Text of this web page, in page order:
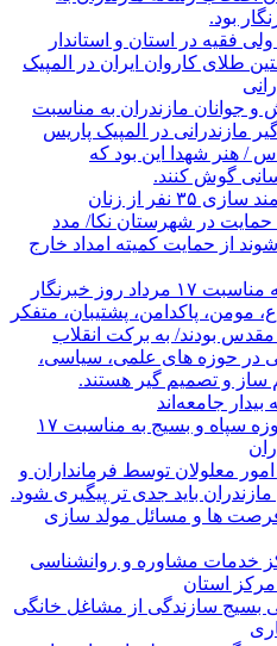
فقیه در استان و استاندار
طلای کاروان ایران در المپیک
و جوانان مازندران به مناسبت
در المپیک پاریس
/ هنر شهدا این بود که
گوش کنند.
برگزاری مراسم طرح توانمند سازی ۳۵ نفر از زنان
در شهرستان نکا/ مدد
شوند از حمایت کمیته امداد خارج
روز خبرنگار
مومن، پاکدامن، پشتیبان، متفکر
بودند/ به برکت انقلاب
در حوزه های علمی، سیاسی،
ساز و تصمیم گیر هستند.
جامعه‌اند
آئین تجلیل از خبرنگاران حوزه سپاه و بسیج به مناسبت ۱۷
معلولان توسط فرمانداران و
باید جدی تر پیگیری شود.
ها و مسائل مولد سازی
خدمات مشاوره و روانشناسی
مرکز استان
بسیج سازندگی از مشاغل خانگی